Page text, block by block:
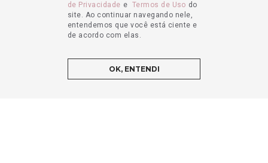
de Privacidade e Termos de Uso do
site. Ao continuar navegando nele,
entendemos que você está ciente e
de acordo com elas.
OK, ENTENDI
ADICIONAR AO CARRINHO